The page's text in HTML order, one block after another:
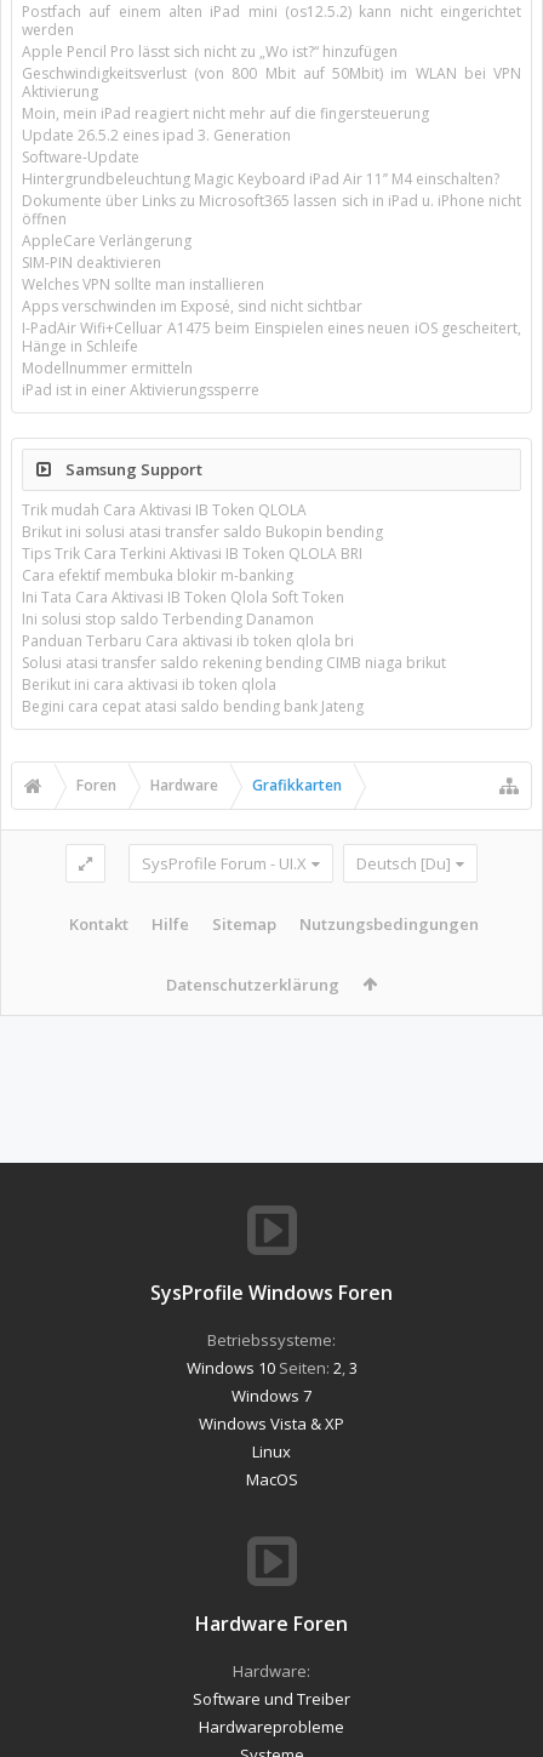
Postfach auf einem alten iPad mini (os12.5.2) kann nicht eingerichtet
werden
Apple Pencil Pro lässt sich nicht zu „Wo ist?“ hinzufügen
Geschwindigkeitsverlust (von 800 Mbit auf 50Mbit) im WLAN bei VPN
Aktivierung
Moin, mein iPad reagiert nicht mehr auf die fingersteuerung
Update 26.5.2 eines ipad 3. Generation
Software-Update
Hintergrundbeleuchtung Magic Keyboard iPad Air 11’’ M4 einschalten?
Dokumente über Links zu Microsoft365 lassen sich in iPad u. iPhone nicht
öffnen
AppleCare Verlängerung
SIM-PIN deaktivieren
Welches VPN sollte man installieren
Apps verschwinden im Exposé, sind nicht sichtbar
I-PadAir Wifi+Celluar A1475 beim Einspielen eines neuen iOS gescheitert,
Hänge in Schleife
Modellnummer ermitteln
iPad ist in einer Aktivierungssperre
Samsung Support
Trik mudah Cara Aktivasi IB Token QLOLA
Brikut ini solusi atasi transfer saldo Bukopin bending
Tips Trik Cara Terkini Aktivasi IB Token QLOLA BRI
Cara efektif membuka blokir m-banking
Ini Tata Cara Aktivasi IB Token Qlola Soft Token
Ini solusi stop saldo Terbending Danamon
Panduan Terbaru Cara aktivasi ib token qlola bri
Solusi atasi transfer saldo rekening bending CIMB niaga brikut
Berikut ini cara aktivasi ib token qlola
Begini cara cepat atasi saldo bending bank Jateng
Foren Hardware Grafikkarten
SysProfile Forum - UI.X Deutsch [Du]
Kontakt Hilfe Sitemap Nutzungsbedingungen
Datenschutzerklärung
SysProfile Windows Foren
Betriebssysteme:
Windows 10Seiten: 2 3
Windows 7
Windows Vista & XP
Linux
MacOS
Hardware Foren
Hardware:
Software und Treiber
Hardwareprobleme